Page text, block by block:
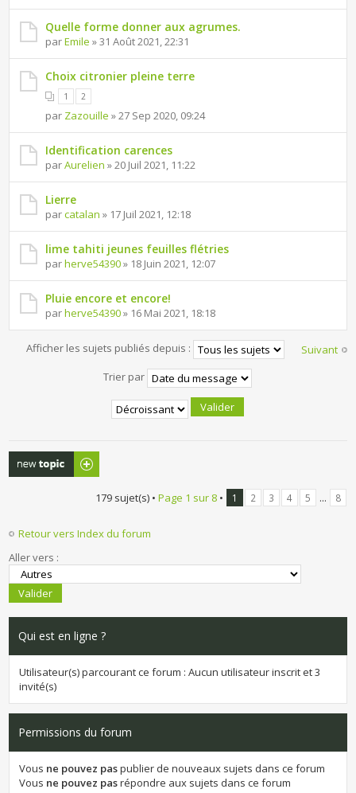
Quelle forme donner aux agrumes.
parEmile » 31 Août 2021, 22:31
Choix citronier pleine terre
1 2
par Zazouille » 27 Sep 2020, 09:24
Identification carences
parAurelien » 20 Juil 2021, 11:22
Lierre
parcatalan » 17 Juil 2021, 12:18
lime tahiti jeunes feuilles flétries
parherve54390» 18 Juin 2021, 12:07
Pluie encore et encore!
parherve54390» 16 Mai 2021, 18:18
Suivant
Afficher les sujets publiés depuis :
Trier par
Publier un
nouveau sujet
179 sujet(s) • Page 1 sur 8• 1 2 3 4 5 ... 8
Retour vers Index du forum
Aller vers :
Qui est en ligne ?
Utilisateur(s) parcourant ce forum : Aucun utilisateur inscrit et 3
invité(s)
Permissions du forum
Vous ne pouvez paspublier de nouveaux sujets dans ce forum
Vous ne pouvez pasrépondre aux sujets dans ce forum